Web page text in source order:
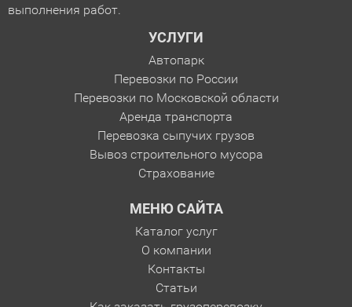
выполнения работ.
УСЛУГИ
Автопарк
Перевозки по России
Перевозки по Московской области
Аренда транспорта
Перевозка сыпучих грузов
Вывоз строительного мусора
Страхование
МЕНЮ САЙТА
Каталог услуг
О компании
Контакты
Статьи